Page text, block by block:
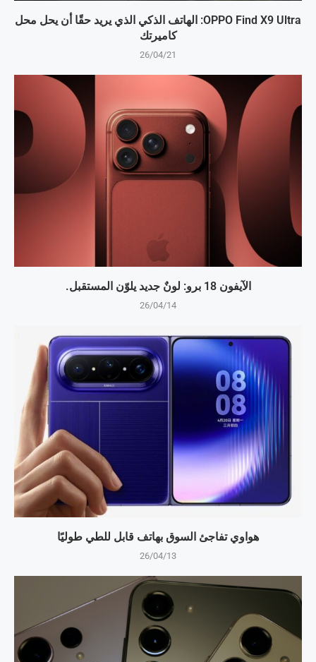
OPPO Find X9 Ultra: الهاتف الذكي الذي يريد حقًا أن يحل محل
كاميرتك
26/04/21
الآيفون 18 برو: لونٌ جديد يلوّن المستقبل.
26/04/14
هواوي تفاجئ السوق بهاتف قابل للطي طوليًا
26/04/13